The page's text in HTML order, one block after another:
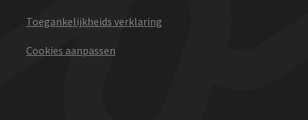
Toegankelijkheids verklaring
Cookies aanpassen